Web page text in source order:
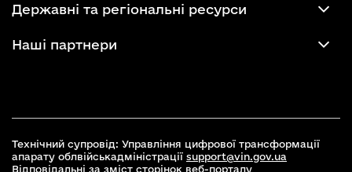
Державні та регіональні ресурси
Наші партнери
Технічний супровід: Управління цифрової трансформації
апарату облвійськадміністрації support@vin.gov.ua
Відповідальні за зміст сторінок веб-порталу